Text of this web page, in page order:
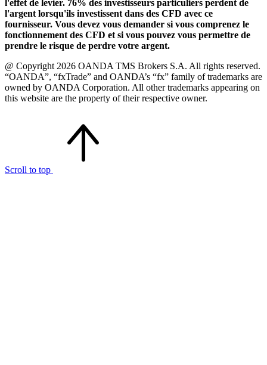
l'effet de levier. 76% des investisseurs particuliers perdent de
l'argent lorsqu'ils investissent dans des CFD avec ce
fournisseur. Vous devez vous demander si vous comprenez le
fonctionnement des CFD et si vous pouvez vous permettre de
prendre le risque de perdre votre argent.
@ Copyright 2026 OANDA TMS Brokers S.A. All rights reserved.
“OANDA”, “fxTrade” and OANDA’s “fx” family of trademarks are
owned by OANDA Corporation. All other trademarks appearing on
this website are the property of their respective owner.
Scroll to top